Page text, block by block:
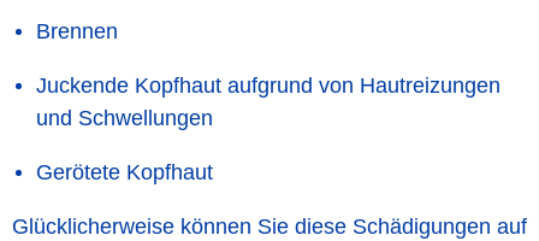
Brennen
Juckende Kopfhaut aufgrund von Hautreizungen
und Schwellungen
Gerötete Kopfhaut
Glücklicherweise können Sie diese Schädigungen auf